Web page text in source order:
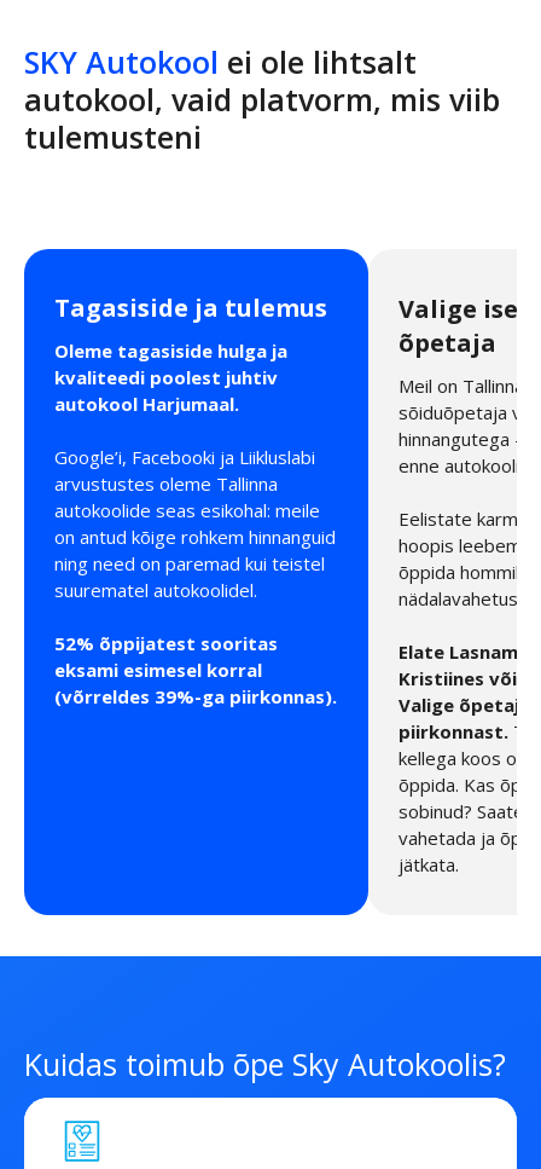
SKY Autokool ei ole lihtsalt
autokool, vaid platvorm, mis viib
tulemusteni
Tagasiside ja tulemus
Oleme tagasiside hulga ja
kvaliteedi poolest juhtiv
autokool Harjumaal.
Google’i, Facebooki ja Liikluslabi
arvustustes oleme Tallinna
autokoolide seas esikohal: meile
on antud kõige rohkem hinnanguid
ning need on paremad kui teistel
suurematel autokoolidel.
52% õppijatest sooritas
eksami esimesel korral
(võrreldes 39%-ga piirkonnas).
Valige ise
õpetaja
Meil on Tallinnas
sõiduõpetaja
hinnangutega –
enne autokooli
Eelistate karmi
hoopis
õppida
Elate
Kristiines või
Valige õpetaja
piirkonnast.
kellega koos on
õppida. Kas
sobinud? Saate
vahetada ja
jätkata.
Kuidas toimub õpe Sky Autokoolis?